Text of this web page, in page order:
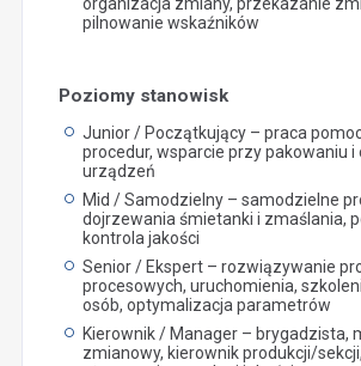
pilnowanie wskaźników
Poziomy stanowisk
Junior / Początkujący – praca
procedur, wsparcie przy pakowaniu i
urządzeń
Mid / Samodzielny – samodzielne
dojrzewania śmietanki i zmaślania,
kontrola jakości
Senior / Ekspert – rozwiązywanie
procesowych, uruchomienia,
osób, optymalizacja parametrów
Kierownik / Manager – brygadzista,
zmianowy, kierownik produkcji/